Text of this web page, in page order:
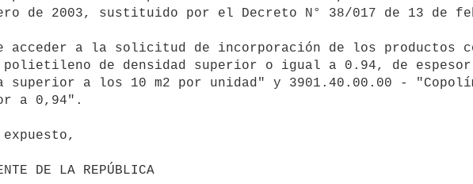
de 2003, sustituido por el Decreto N° 38/017 de 13 de
polietileno de densidad superior o igual a 0.94, de
superior a los 10 m2 por unidad" y 3901.40.00.00 -
a 0,94".